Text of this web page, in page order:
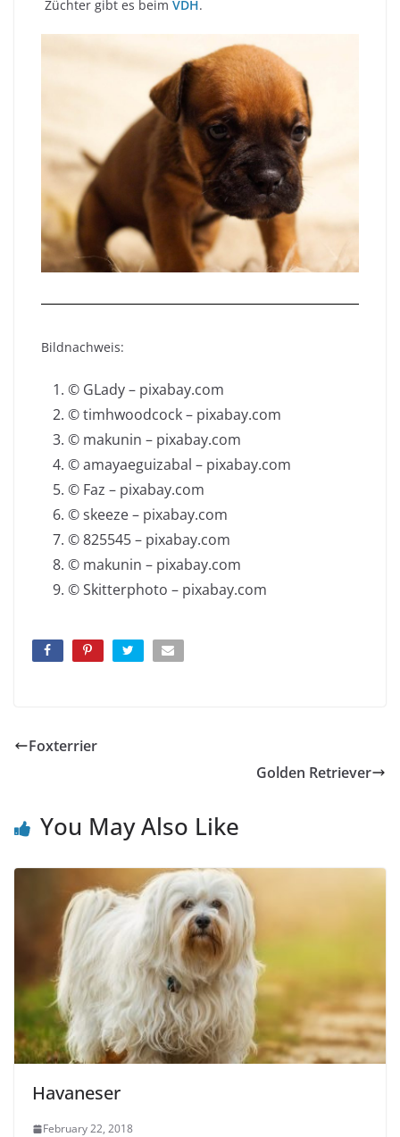
Züchter gibt es beim VDH.
Bildnachweis:
© GLady – pixabay.com
© timhwoodcock – pixabay.com
© makunin – pixabay.com
© amayaeguizabal – pixabay.com
© Faz – pixabay.com
© skeeze – pixabay.com
© 825545 – pixabay.com
© makunin – pixabay.com
© Skitterphoto – pixabay.com
Foxterrier
Golden Retriever
You May Also Like
Havaneser
February 22, 2018